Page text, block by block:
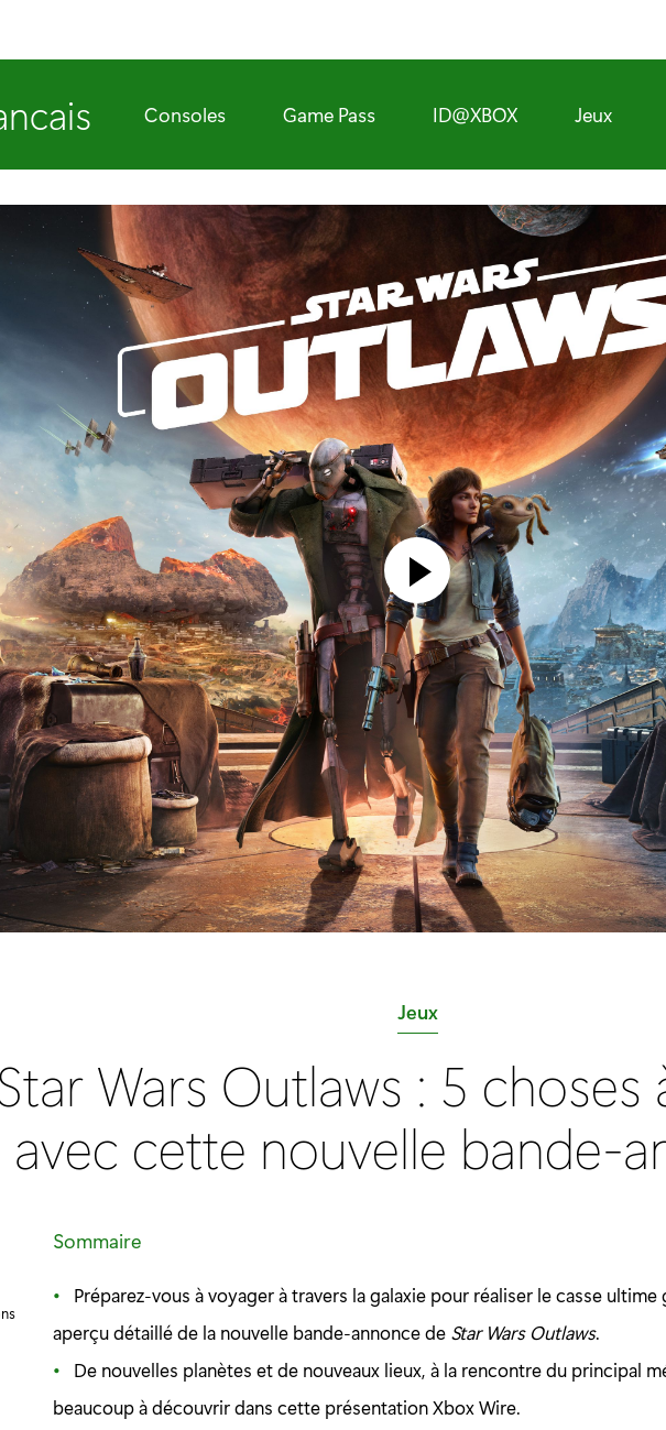
Consoles Game Pass ID@XBOX Jeux
C
t
é
o
:
Jeux
Wars Outlaws : 5 choses
avec cette nouvelle bande-
Sommaire
Préparez-vous à voyager à travers la galaxie pour réaliser le casse ultime
aperçu détaillé de la nouvelle bande-annonce de Star Wars Outlaws.
De nouvelles planètes et de nouveaux lieux, à la rencontre du principal
beaucoup à découvrir dans cette présentation Xbox Wire.